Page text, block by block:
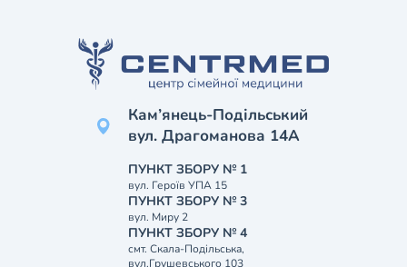
Кам’янець-Подільський
вул. Драгоманова 14А
ПУНКТ ЗБОРУ № 1
вул. Героїв УПА 15
ПУНКТ ЗБОРУ № 3
вул. Миру 2
ПУНКТ ЗБОРУ № 4
смт. Скала-Подільська,
вул.Грушевського 103